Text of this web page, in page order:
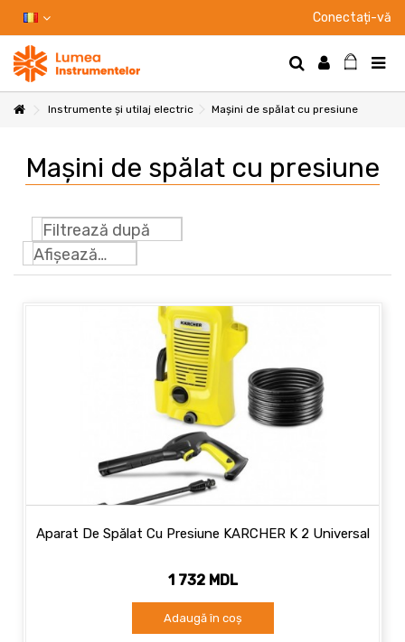
Conectați-vă
Instrumente și utilaj electric Mașini de spălat cu presiune
Mașini de spălat cu presiune
Filtrează după
Afișează: 24
Aparat De Spălat Cu Presiune KARCHER K 2 Universal
1 732 MDL
Adaugă în coș